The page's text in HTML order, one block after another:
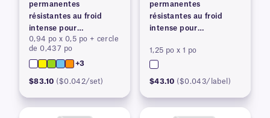
permanentes
résistantes au froid
intense pour
imprimantes à transfert
thermique
0,94 po x 0,5 po + cercle
de 0,437 po
+3
$83.10 ($0.042/set)
permanentes
résistantes au froid
intense pour
thermique
1,25 po x 1 po
$43.10 ($0.043/label)